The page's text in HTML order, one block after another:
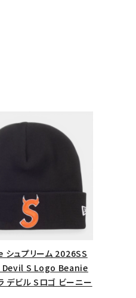
ュプリーム 2026SS
Devil S Logo Beanie
デビル Sロゴ ビーニー